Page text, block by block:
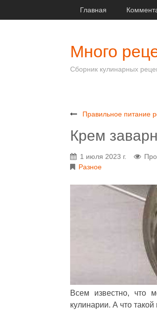
Главная
Много
Сборник кулинарных
Правильное питание
Крем
1 июля 2023 г.
Разное
Всем известно, что
кулинарии. А что